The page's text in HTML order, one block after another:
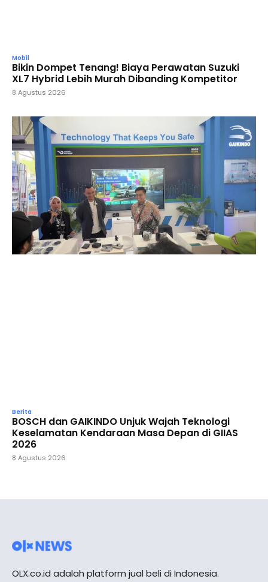
Mobil
Bikin Dompet Tenang! Biaya Perawatan Suzuki
XL7 Hybrid Lebih Murah Dibanding Kompetitor
8 Agustus 2026
Berita
BOSCH dan GAIKINDO Unjuk Wajah Teknologi
Keselamatan Kendaraan Masa Depan di GIIAS
2026
8 Agustus 2026
OLX.co.id adalah platform jual beli di Indonesia.